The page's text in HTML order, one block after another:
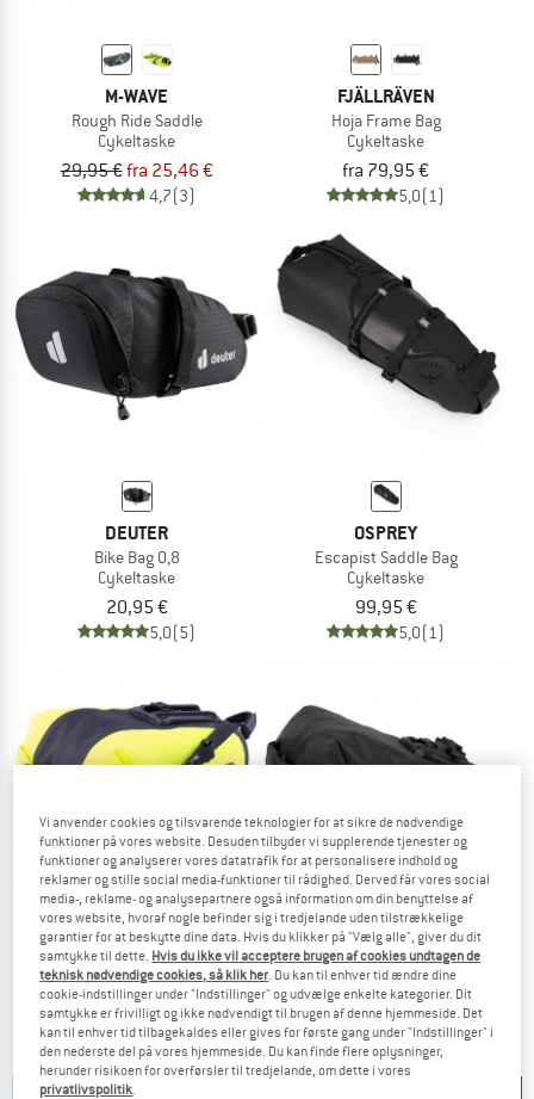
M-WAVE
Rough Ride Saddle
Cykeltaske
29,95 €fra 25,46 €
4,7(3)
FJÄLLRÄVEN
Hoja Frame Bag
Cykeltaske
fra 79,95 €
5,0(1)
DEUTER
Bike Bag 0,8
Cykeltaske
20,95 €
5,0(5)
OSPREY
Escapist Saddle Bag
Cykeltaske
99,95 €
5,0(1)
ORTLIEB
Saddle-Bag High-Vis 4,1
Cykeltaske
84,95 €
5,0(1)
ORTLIEB
Saddle-Bag Two 4,1
Cykeltaske
54,95 €
5,0
Vi anvender cookies og tilsvarende teknologier for at sikre de nødvendige
funktioner på vores website. Desuden tilbyder vi supplerende tjenester og
funktioner og analyserer vores datatrafik for at personalisere indhold og
reklamer og stille social media-funktioner til rådighed. Derved får vores social
media-, reklame- og analysepartnere også information om din benyttelse af
vores website, hvoraf nogle befinder sig i tredjelande uden tilstrækkelige
garantier for at beskytte dine data. Hvis du klikker på "Vælg alle", giver du dit
samtykke til dette. Hvis du ikke vil acceptere brugen af cookies undtagen de
teknisk nødvendige cookies, så klik her . Du kan til enhver tid ændre dine
cookie-indstillinger under "Indstillinger" og udvælge enkelte kategorier. Dit
samtykke er frivilligt og ikke nødvendigt til brugen af denne hjemmeside. Det
kan til enhver tid tilbagekaldes eller gives for første gang under "Indstillinger" i
den nederste del på vores hjemmeside. Du kan finde flere oplysninger,
herunder risikoen for overførsler til tredjelande, om dette i vores
privatlivspolitik